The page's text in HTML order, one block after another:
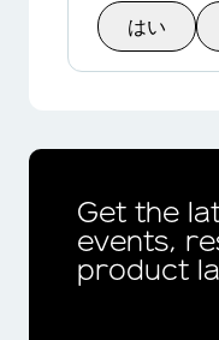
はい
Get the
events,
product